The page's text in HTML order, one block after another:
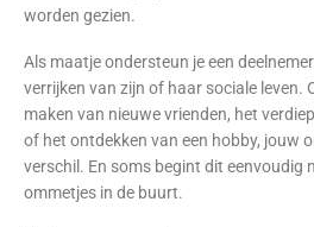
worden gezien.
Als maatje ondersteun je een
verrijken van zijn of haar sociale leven.
maken van nieuwe vrienden, het
of het ontdekken van een hobby, jouw
verschil. En soms begint dit eenvoudig
ommetjes in de buurt.